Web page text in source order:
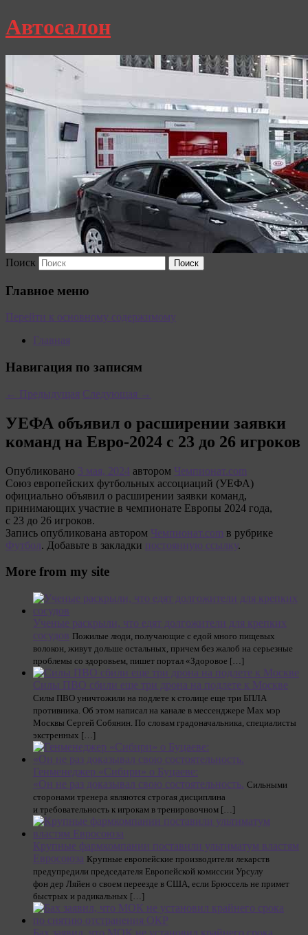
Автосалон
Поиск
Главное меню
Перейти к основному содержимому
Главная
Навигация по записям
← Предыдущая Следующая →
УЕФА объявил о расширении заявки
команд на Евро-2024 с 23 до 26 игроков
Опубликовано 3 мая, 2024 автором Чемпионат.com
Союз европейских футбольных ассоциаций (УЕФА)
официально объявил о расширении заявки команд,
принимающих участие в чемпионате Европы 2024 года,
с 23 до 26 игроков.
Запись опубликована автором Чемпионат.com в рубрике
Футбол. Добавьте в закладки постоянную ссылку.
More from my site
Ученые раскрыли, что едят долгожители для крепких
сосудов Пожилые люди, получающие с едой много пищевых
волокон, живут дольше остальных, причем без жалоб на серьезные
проблемы со здоровьем, пишет портал «Здоровое […]
Силы ПВО сбили еще три дрона на подлете к Москве
Силы ПВО уничтожили на подлете к столице еще три БПЛА
противника. Об этом написал на канале в мессенджере Max мэр
Москвы Сергей Собянин. По словам градоначальника, специалисты
экстренных […]
Генменеджер «Сибири» о Буцаеве:
«Он не раз доказывал свою состоятельность. Сильными
сторонами тренера являются строгая дисциплина
и требовательность к игрокам в тренировочном […]
Крупные фармкомпании поставили ультиматум властям
Евросоюза Крупные европейские производители лекарств
предупредили председателя Европейской комиссии Урсулу
фон дер Ляйен о своем переезде в США, если Брюссель не примет
быстрых и радикальных […]
Бах заявил, что МОК не установил крайнего срока